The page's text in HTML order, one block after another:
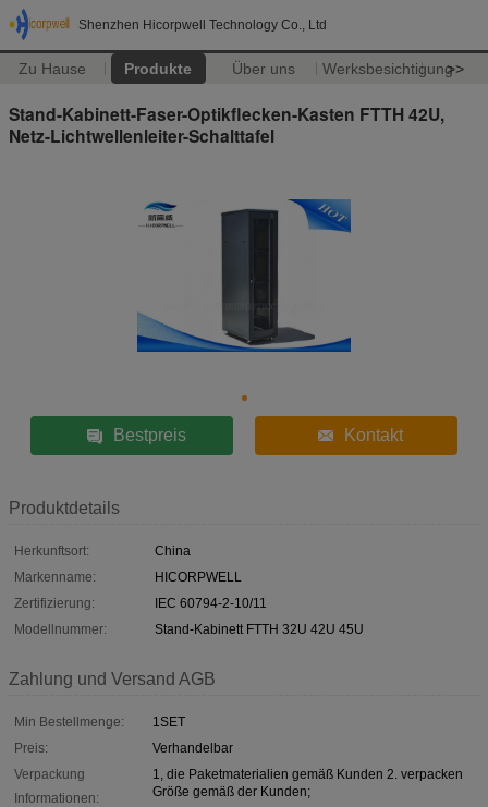
Shenzhen Hicorpwell Technology Co., Ltd
Zu Hause Produkte Über uns Werksbesichtigung>>
Stand-Kabinett-Faser-Optikflecken-Kasten FTTH 42U,
Netz-Lichtwellenleiter-Schalttafel
Bestpreis Kontakt
Produktdetails
Herkunftsort:
China
Markenname:
HICORPWELL
Zertifizierung:
IEC 60794-2-10/11
Modellnummer:
Stand-Kabinett FTTH 32U 42U 45U
Zahlung und Versand AGB
Min Bestellmenge:
1SET
Preis:
Verhandelbar
Verpackung
Informationen:
1, die Paketmaterialien gemäß Kunden 2. verpacken
Größe gemäß der Kunden;